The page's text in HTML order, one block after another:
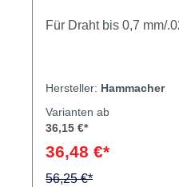
Hersteller: Hammacher
Varianten ab
36,15 €*
36,48 €*
56,25 €*